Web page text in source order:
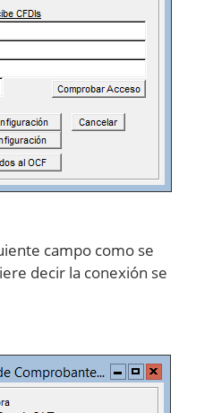
campo como se
decir la conexión se